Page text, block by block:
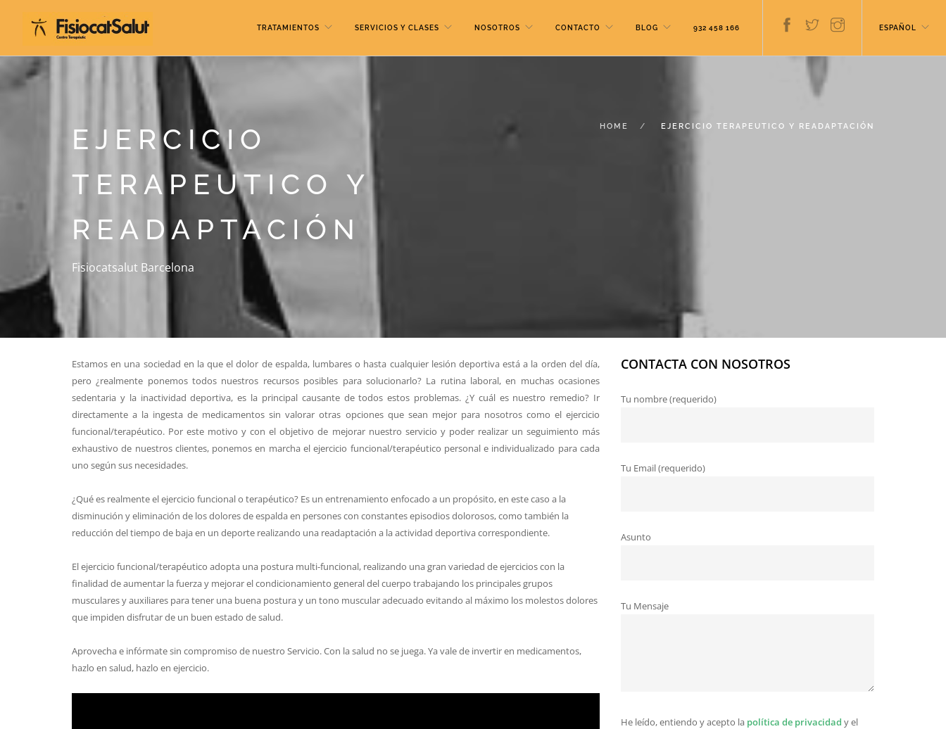
TRATAMIENTOS SERVICIOS Y CLASES NOSOTROS CONTACTO BLOG 932 458 166 ESPAÑOL
EJERCICIO
TERAPEUTICO Y
READAPTACIÓN
Fisiocatsalut Barcelona
HOME EJERCICIO TERAPEUTICO Y READAPTACIÓN
Estamos en una sociedad en la que el dolor de espalda, lumbares o hasta cualquier lesión deportiva está a la orden del día,
pero ¿realmente ponemos todos nuestros recursos posibles para solucionarlo? La rutina laboral, en muchas ocasiones
sedentaria y la inactividad deportiva, es la principal causante de todos estos problemas. ¿Y cuál es nuestro remedio? Ir
directamente a la ingesta de medicamentos sin valorar otras opciones que sean mejor para nosotros como el ejercicio
funcional/terapéutico. Por este motivo y con el objetivo de mejorar nuestro servicio y poder realizar un seguimiento más
exhaustivo de nuestros clientes, ponemos en marcha el ejercicio funcional/terapéutico personal e individualizado para cada
uno según sus necesidades.
¿Qué es realmente el ejercicio funcional o terapéutico? Es un entrenamiento enfocado a un propósito, en este caso a la
disminución y eliminación de los dolores de espalda en persones con constantes episodios dolorosos, como también la
reducción del tiempo de baja en un deporte realizando una readaptación a la actividad deportiva correspondiente.
El ejercicio funcional/terapéutico adopta una postura multi-funcional, realizando una gran variedad de ejercicios con la
finalidad de aumentar la fuerza y mejorar el condicionamiento general del cuerpo trabajando los principales grupos
musculares y auxiliares para tener una buena postura y un tono muscular adecuado evitando al máximo los molestos dolores
que impiden disfrutar de un buen estado de salud.
Aprovecha e infórmate sin compromiso de nuestro Servicio. Con la salud no se juega. Ya vale de invertir en medicamentos,
hazlo en salud, hazlo en ejercicio.
CONTACTA CON NOSOTROS
Tu nombre (requerido)
Tu Email (requerido)
Asunto
Tu Mensaje
He leído, entiendo y acepto la política de privacidad y el